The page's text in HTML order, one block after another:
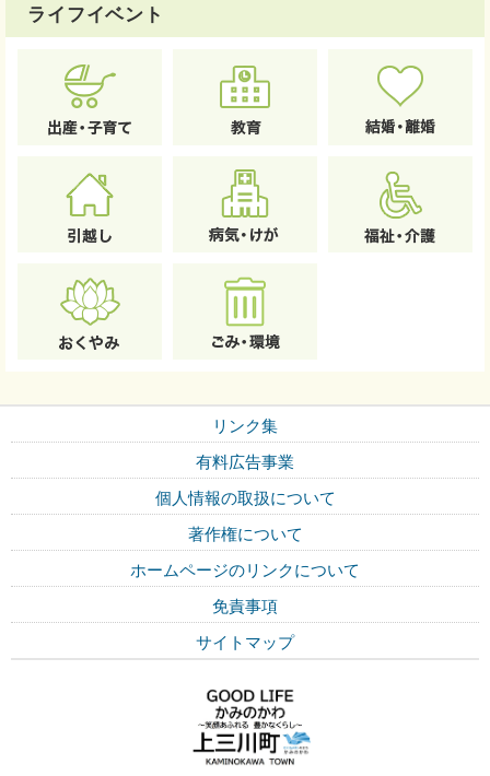
ライフイベント
リンク集
有料広告事業
個人情報の取扱について
著作権について
ホームページのリンクについて
免責事項
サイトマップ